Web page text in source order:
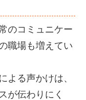
のコミュニケー
職場も増えてい
よる声かけは、
が伝わりにく